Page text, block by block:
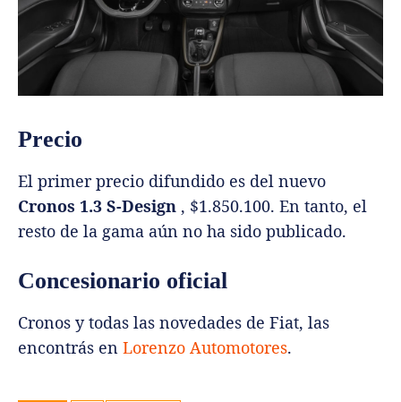
Precio
El primer precio difundido es del nuevo
Cronos 1.3 S-Design , $1.850.100. En tanto, el
resto de la gama aún no ha sido publicado.
Concesionario oficial
Cronos y todas las novedades de Fiat, las
encontrás en Lorenzo Automotores.